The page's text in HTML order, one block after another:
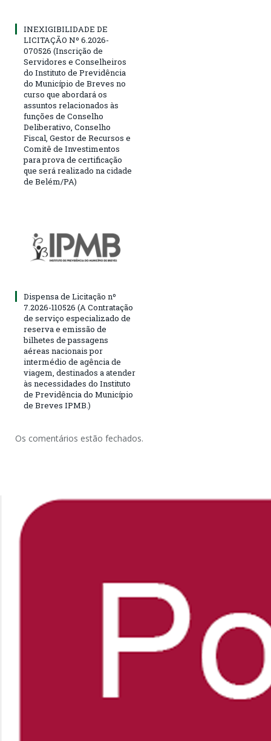
INEXIGIBILIDADE DE
LICITAÇÃO Nº 6.2026-
070526 (Inscrição de
Servidores e Conselheiros
do Instituto de Previdência
do Município de Breves no
curso que abordará os
assuntos relacionados às
funções de Conselho
Deliberativo, Conselho
Fiscal, Gestor de Recursos e
Comitê de Investimentos
para prova de certificação
que será realizado na cidade
de Belém/PA)
Dispensa de Licitação nº
7.2026-110526 (A Contratação
de serviço especializado de
reserva e emissão de
bilhetes de passagens
aéreas nacionais por
intermédio de agência de
viagem, destinados a atender
às necessidades do Instituto
de Previdência do Município
de Breves IPMB.)
Os comentários estão fechados.